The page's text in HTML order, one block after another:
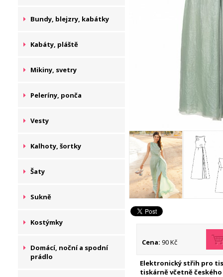
Bundy, blejzry, kabátky
Kabáty, pláště
Mikiny, svetry
Peleríny, ponča
Vesty
Kalhoty, šortky
Šaty
Sukně
Kostýmky
Domácí, noční a spodní
prádlo
Cena: 90 Kč
Elektronický střih pro
tiskárně včetně českého